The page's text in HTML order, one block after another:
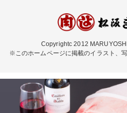
Copyrightc 2012
※このホームページに掲載のイラスト、